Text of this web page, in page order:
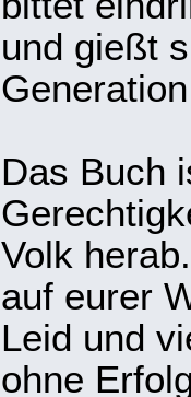
und gießt
Das Buch
Volk
auf eurer
Leid und
ohne